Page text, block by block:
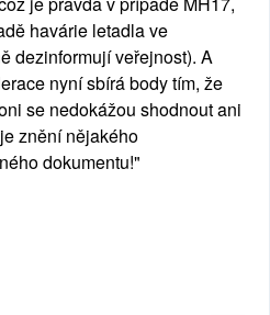
havárie letadla ve
dezinformují veřejnost). A
nyní sbírá body tím, že
se nedokážou shodnout ani
znění nějakého
dokumentu!"